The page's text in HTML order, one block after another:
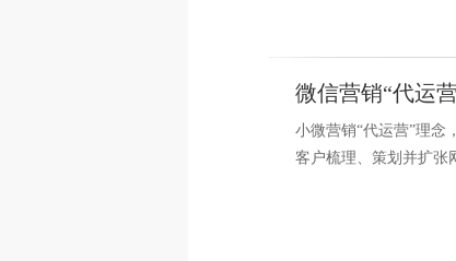
微信营销“代运
小微营销“代运营”理念
客户梳理、策划并扩张